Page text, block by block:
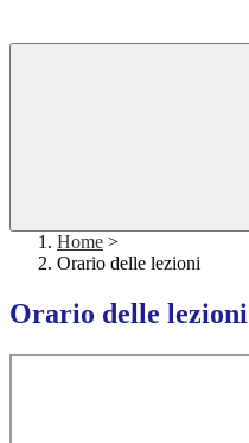
Home >
Orario delle lezioni
Orario delle lezioni